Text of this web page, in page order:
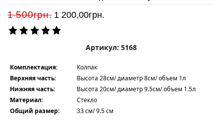
1 500грн. 1 200,00грн.
Артикул: 5168
Комплектация:
Колпак
Верхняя часть:
Высота 28см/ диаметр 8см/ объем 1л
Нижняя часть:
Высота 20см/ диаметр 9.5см/ объем 1.5л
Материал:
Стекло
Общий размер:
33 см/ 9.5 см